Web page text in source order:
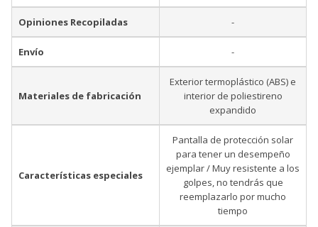
Opiniones Recopiladas -
Envío -
Materiales de fabricación
Exterior termoplástico (ABS) e
interior de poliestireno
expandido
Características especiales
Pantalla de protección solar
para tener un desempeño
ejemplar / Muy resistente a los
golpes, no tendrás que
reemplazarlo por mucho
tiempo